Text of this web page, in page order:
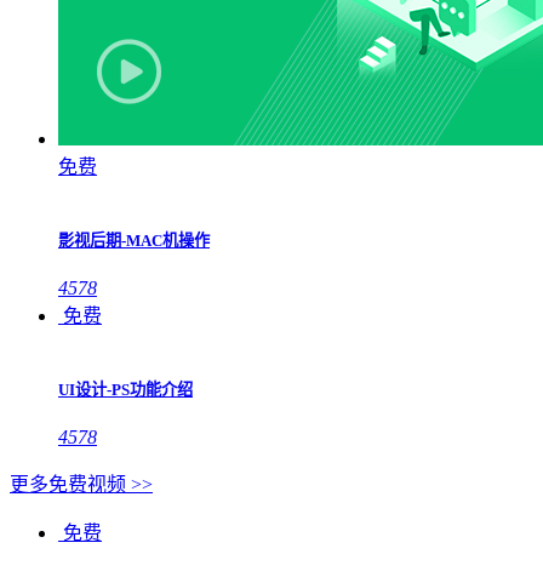
免费
影视后期-MAC机操作
4578
免费
UI设计-PS功能介绍
4578
更多免费视频 >>
免费